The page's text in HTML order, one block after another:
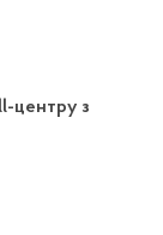
центру з